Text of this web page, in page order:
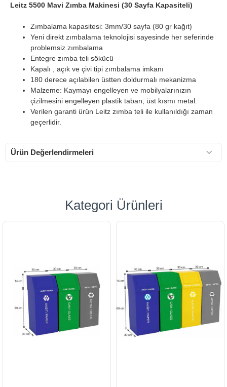
Leitz 5500 Mavi Zımba Makinesi (30 Sayfa Kapasiteli)
Zımbalama kapasitesi: 3mm/30 sayfa (80 gr kağıt)
Yeni direkt zımbalama teknolojisi sayesinde her seferinde
problemsiz zımbalama
Entegre zımba teli sökücü
Kapalı , açık ve çivi tipi zımbalama imkanı
180 derece açılabilen üstten doldurmalı mekanizma
Malzeme: Kaymayı engelleyen ve mobilyalarınızın
çizilmesini engelleyen plastik taban, üst kısmı metal.
Verilen garanti ürün Leitz zımba teli ile kullanıldığı zaman
geçerlidir.
Ürün Değerlendirmeleri
Kategori Ürünleri